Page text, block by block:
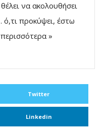
να ακολουθήσει
προκύψει, έστω
»
Twitter
Linkedin